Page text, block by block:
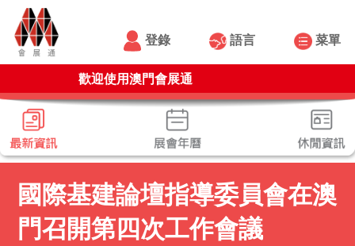
登錄 語言 菜單
歡迎使用澳門會展通
國際基建論壇指導委員會在澳
門召開第四次工作會議